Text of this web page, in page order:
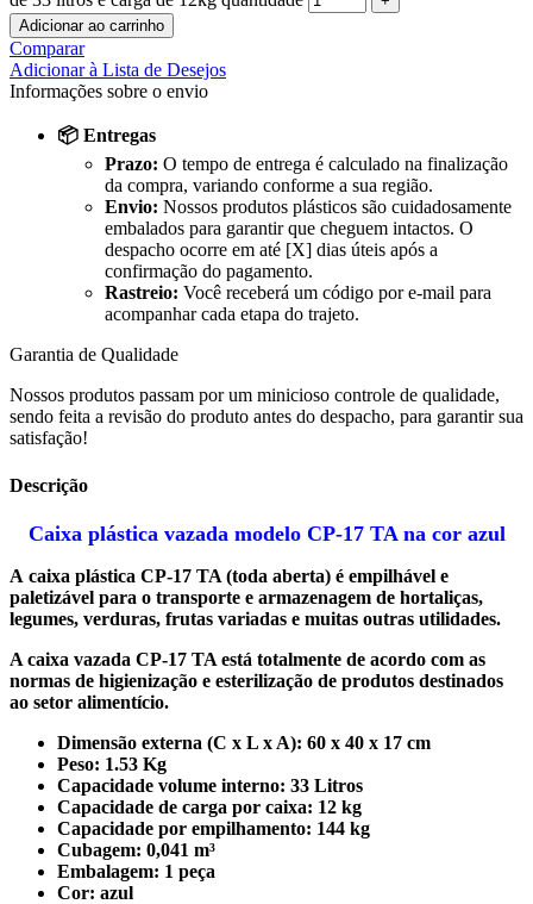
Adicionar ao carrinho
Comparar
Adicionar à Lista de Desejos
Informações sobre o envio
📦 Entregas
Prazo: O tempo de entrega é calculado na finalização
da compra, variando conforme a sua região.
Envio: Nossos produtos plásticos são cuidadosamente
embalados para garantir que cheguem intactos. O
despacho ocorre em até [X] dias úteis após a
confirmação do pagamento.
Rastreio: Você receberá um código por e-mail para
acompanhar cada etapa do trajeto.
Garantia de Qualidade
Nossos produtos passam por um minicioso controle de qualidade,
sendo feita a revisão do produto antes do despacho, para garantir sua
satisfação!
Descrição
Caixa plástica vazada modelo CP-17 TA na cor azul
A caixa plástica CP-17 TA (toda aberta) é empilhável e
paletizável para o transporte e armazenagem de hortaliças,
legumes, verduras, frutas variadas e muitas outras utilidades.
A caixa vazada CP-17 TA está totalmente de acordo com as
normas de higienização e esterilização de produtos destinados
ao setor alimentício.
Dimensão externa (C x L x A): 60 x 40 x 17 cm
Peso: 1.53 Kg
Capacidade volume interno: 33 Litros
Capacidade de carga por caixa: 12 kg
Capacidade por empilhamento: 144 kg
Cubagem: 0,041 m³
Embalagem: 1 peça
Cor: azul